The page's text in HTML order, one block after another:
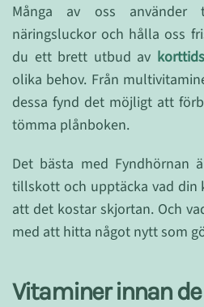
Många av oss
näringsluckor och hålla oss
du ett brett utbud av
olika behov. Från
dessa fynd det möjligt att
tömma plånboken.
Det bästa med Fyndhörnan
tillskott och upptäcka vad din
att det kostar skjortan. Och
med att hitta något nytt som
Vitaminer innan de